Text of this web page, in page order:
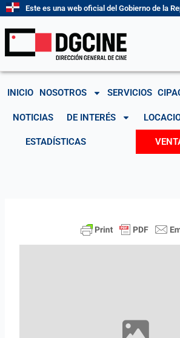
contenido
Este es una web oficial del Gobierno de la
INICIO NOSOTROS SERVICIOS
NOTICIAS DE INTERÉS
ESTADÍSTICAS